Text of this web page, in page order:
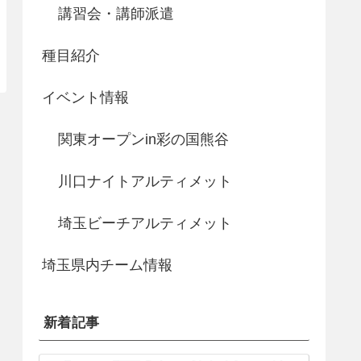
講習会・講師派遣
種目紹介
イベント情報
関東オープンin彩の国熊谷
川口ナイトアルティメット
埼玉ビーチアルティメット
埼玉県内チーム情報
新着記事